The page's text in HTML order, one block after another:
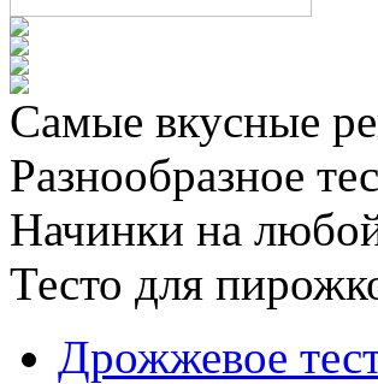
Самые вкусные
Разнообразное
Начинки на
Тесто для
Дрожжевое